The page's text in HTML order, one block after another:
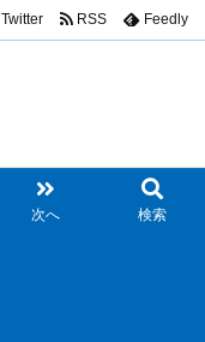
次へ 検索
Twitter RSS Feedly